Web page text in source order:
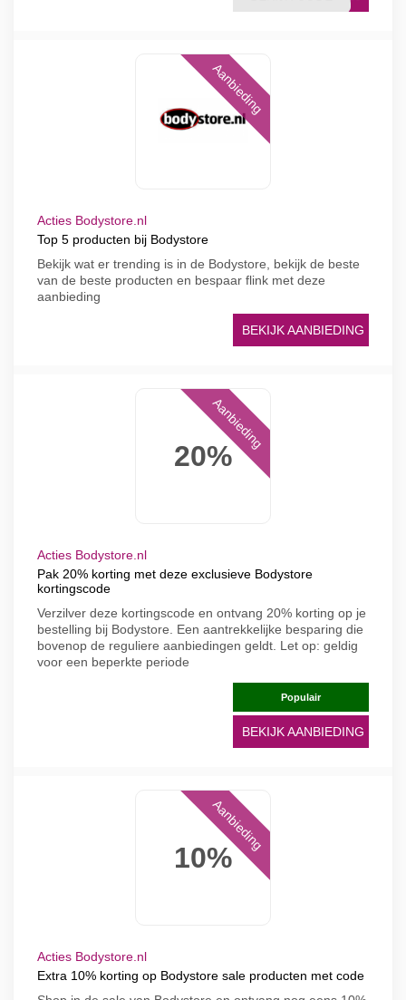
Aanbieding
Acties Bodystore.nl
Top 5 producten bij Bodystore
Bekijk wat er trending is in de Bodystore, bekijk de beste
van de beste producten en bespaar flink met deze
aanbieding
BEKIJK AANBIEDING
20%
Aanbieding
Acties Bodystore.nl
Pak 20% korting met deze exclusieve Bodystore
kortingscode
Verzilver deze kortingscode en ontvang 20% korting op je
bestelling bij Bodystore. Een aantrekkelijke besparing die
bovenop de reguliere aanbiedingen geldt. Let op: geldig
voor een beperkte periode
Populair
BEKIJK AANBIEDING
10%
Aanbieding
Acties Bodystore.nl
Extra 10% korting op Bodystore sale producten met code